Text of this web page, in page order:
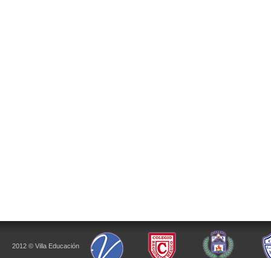
2012 © Villa Educación